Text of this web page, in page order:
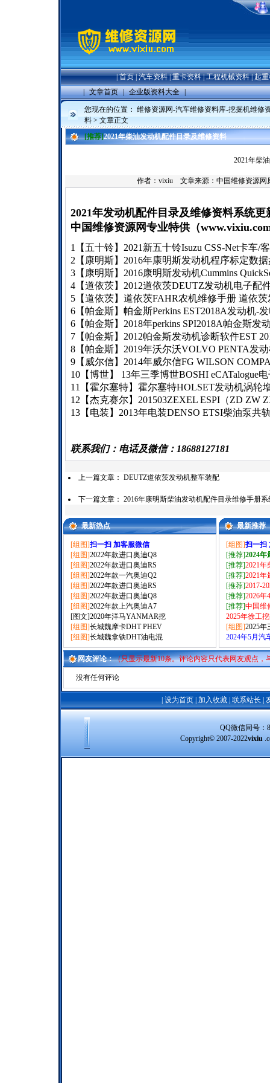
|首页|汽车资料|重卡资料|工程机械资料|起
| 文章首页 | 企业版资料大全 |
您现在的位置： 维修资源网-汽车维修资料库-挖掘机维修
料 > 文章正文
[推荐]2021年柴油发动机配件目录及维修资料
2021年柴
作者：vixiu 文章来源：中国维修资源
2021年发动机配件目录及维修资料系统更
中国维修资源网专业特供（
1【五十铃】2021新五十铃Isuzu CSS-Net卡车/
2【康明斯】2016年康明斯发动机程序标定数
3【康明斯】2016康明斯发动机Cummins
4【道依茨】2012道依茨DEUTZ发动机电子配
5【道依茨】道依茨FAHR农机维修手册 道依
6【帕金斯】帕金斯Perkins EST2018A发动机-
6【帕金斯】2018年perkins SPI2018A帕金斯
7【帕金斯】2012帕金斯发动机诊断软件EST
8【帕金斯】2019年沃尔沃VOLVO PENTA发
9【威尔信】2014年威尔信FG WILSON
10【博世】 13年三季博世BOSHI eCATalogue
11【霍尔塞特】霍尔塞特HOLSET发动机涡轮
12【杰克赛尔】201503ZEXEL ESPI（ZD ZW
13【电装】2013年电装DENSO ETSI柴油泵共
联系我们：电话及微信：18688127181
上一篇文章： DEUTZ道依茨发动机整车装配
下一篇文章： 2016年康明斯柴油发动机配件目录维修手册系
最新热点 最新推荐
[组图]扫一扫 加客服微信
[组图]2022年款进口奥迪Q8
[组图]2022年款进口奥迪RS
[组图]2022年款一汽奥迪Q2
[组图]2022年款进口奥迪RS
[组图]2022年款进口奥迪Q8
[组图]2022年款上汽奥迪A7
[图文]2020年洋马YANMAR挖
[组图]长城魏摩卡DHT PHEV
[组图]长城魏拿铁DHT油电混
[组图]扫一扫
[推荐]2024年
[推荐]2021年
[推荐]2021年
[推荐]2017-
[推荐]2026年
[推荐]中国维
2025年徐工
[组图]2025年
2024年5月汽
网友评论：（只显示最新10条。评论内容只代表网友观点，
没有任何评论
设为首页| 加入收藏| 联系站长
QQ微信同号：
Copyright© 2007-2022vixiu